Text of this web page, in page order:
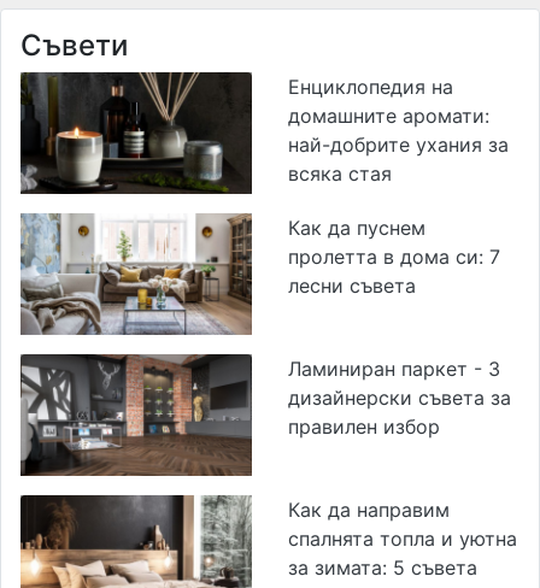
Съвети
Енциклопедия на
домашните аромати:
най-добрите ухания за
всяка стая
Как да пуснем
пролетта в дома си: 7
лесни съвета
Ламиниран паркет - 3
дизайнерски съвета за
правилен избор
Как да направим
спалнята топла и уютна
за зимата: 5 съвета